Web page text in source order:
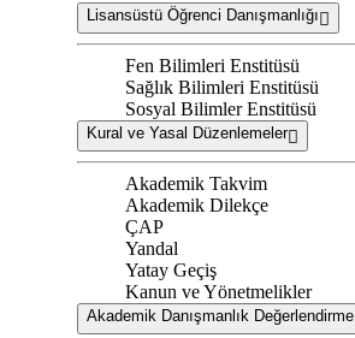
Lisansüstü Öğrenci Danışmanlığı
Fen Bilimleri Enstitüsü
Sağlık Bilimleri Enstitüsü
Sosyal Bilimler Enstitüsü
Kural ve Yasal Düzenlemeler
Akademik Takvim
Akademik Dilekçe
ÇAP
Yandal
Yatay Geçiş
Kanun ve Yönetmelikler
Akademik Danışmanlık Değerlendirme